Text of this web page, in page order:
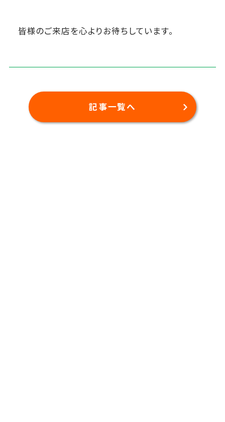
皆様のご来店を心よりお待ちしています。
記事一覧へ